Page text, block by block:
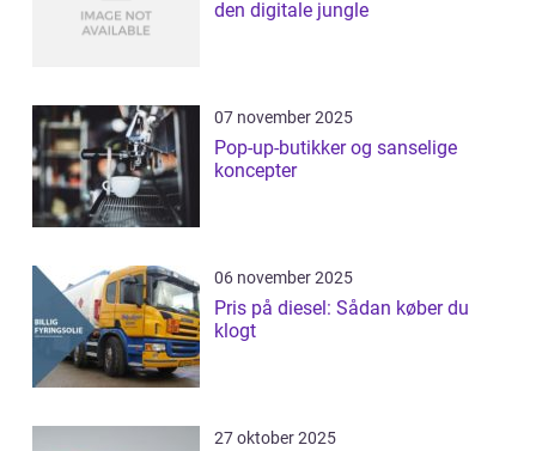
den digitale jungle
07 november 2025
Pop-up-butikker og sanselige
koncepter
06 november 2025
Pris på diesel: Sådan køber du
klogt
27 oktober 2025